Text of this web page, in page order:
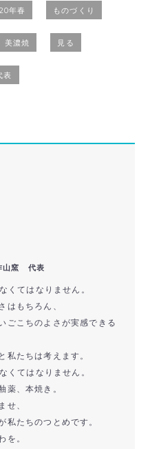
年春 ものづくり
美濃焼 見る
表
窯 代表
くてはなりません。
はもちろん、
ごこちのよさが実感できる
私たちは考えます。
くてはなりません。
薬、本焼き。
せ、
私たちのつとめです。
を。